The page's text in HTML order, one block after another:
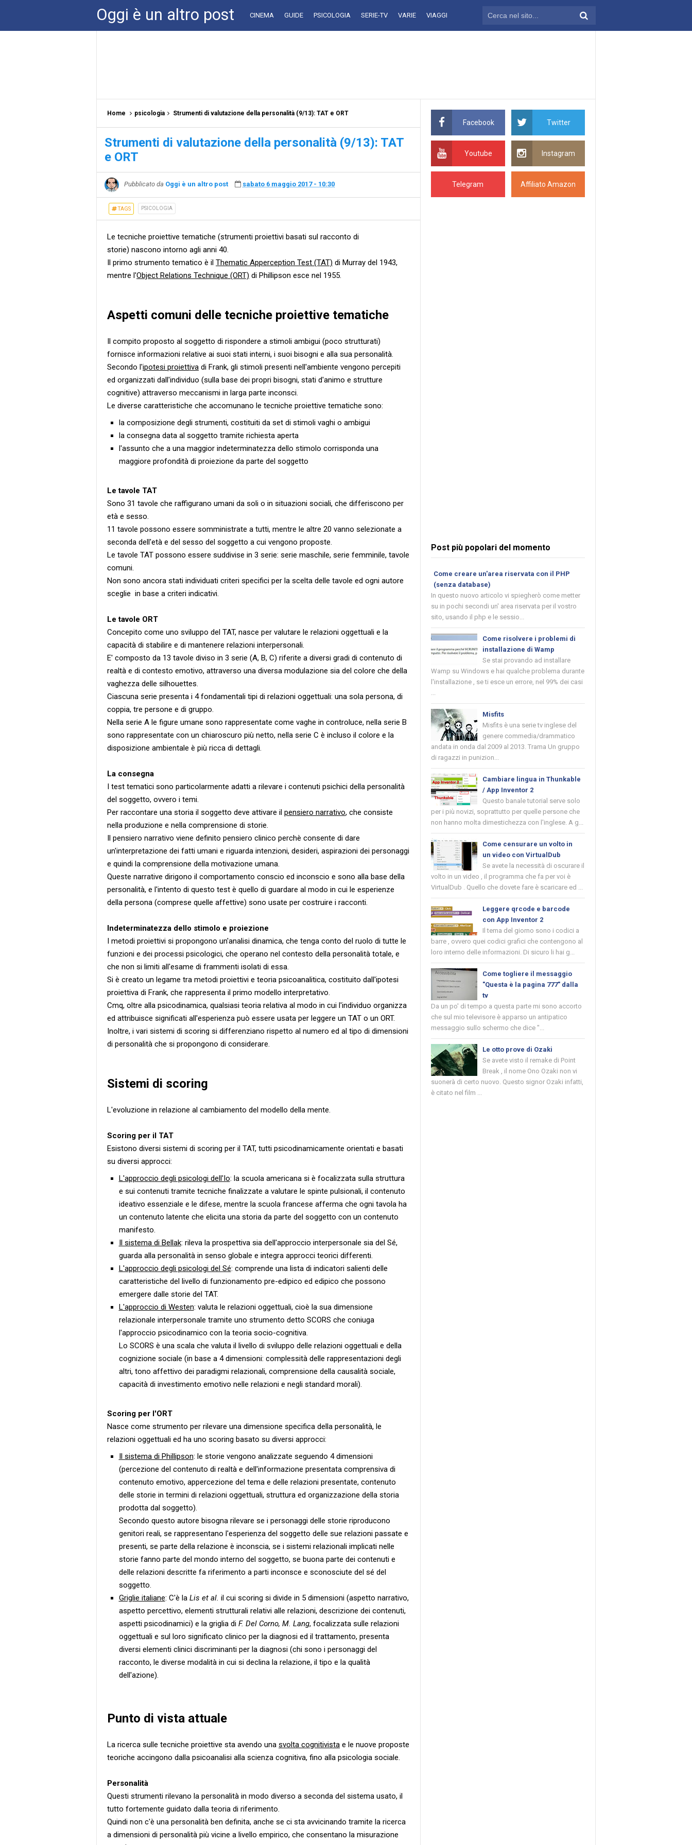
Oggi è un altro post CINEMA GUIDE PSICOLOGIA SERIE-TV VARIE VIAGGI
Home psicologia Strumenti di valutazione della personalità (9/13): TAT e ORT
Strumenti di valutazione della personalità (9/13): TAT
e ORT
Pubblicato da Oggi è un altro post sabato 6 maggio 2017 - 10:30
TAGS PSICOLOGIA
Le tecniche proiettive tematiche (strumenti proiettivi basati sul racconto di
storie) nascono intorno agli anni 40.
Il primo strumento tematico è il Thematic Apperception Test (TAT) di Murray del 1943,
mentre l'Object Relations Technique (ORT) di Phillipson esce nel 1955.
Aspetti comuni delle tecniche proiettive tematiche
Il compito proposto al soggetto di rispondere a stimoli ambigui (poco strutturati)
fornisce informazioni relative ai suoi stati interni, i suoi bisogni e alla sua personalità.
Secondo l'ipotesi proiettiva di Frank, gli stimoli presenti nell'ambiente vengono percepiti
ed organizzati dall'individuo (sulla base dei propri bisogni, stati d'animo e strutture
cognitive) attraverso meccanismi in larga parte inconsci.
Le diverse caratteristiche che accomunano le tecniche proiettive tematiche sono:
la composizione degli strumenti, costituiti da set di stimoli vaghi o ambigui
la consegna data al soggetto tramite richiesta aperta
l'assunto che a una maggior indeterminatezza dello stimolo corrisponda una
maggiore profondità di proiezione da parte del soggetto
Le tavole TAT
Sono 31 tavole che raffigurano umani da soli o in situazioni sociali, che differiscono per
età e sesso.
11 tavole possono essere somministrate a tutti, mentre le altre 20 vanno selezionate a
seconda dell'età e del sesso del soggetto a cui vengono proposte.
Le tavole TAT possono essere suddivise in 3 serie: serie maschile, serie femminile, tavole
comuni.
Non sono ancora stati individuati criteri specifici per la scelta delle tavole ed ogni autore
sceglie in base a criteri indicativi.
Le tavole ORT
Concepito come uno sviluppo del TAT, nasce per valutare le relazioni oggettuali e la
capacità di stabilire e di mantenere relazioni interpersonali.
E' composto da 13 tavole diviso in 3 serie (A, B, C) riferite a diversi gradi di contenuto di
realtà e di contesto emotivo, attraverso una diversa modulazione sia del colore che della
vaghezza delle silhouettes.
Ciascuna serie presenta i 4 fondamentali tipi di relazioni oggettuali: una sola persona, di
coppia, tre persone e di gruppo.
Nella serie A le figure umane sono rappresentate come vaghe in controluce, nella serie B
sono rappresentate con un chiaroscuro più netto, nella serie C è incluso il colore e la
disposizione ambientale è più ricca di dettagli.
La consegna
I test tematici sono particolarmente adatti a rilevare i contenuti psichici della personalità
del soggetto, ovvero i temi.
Per raccontare una storia il soggetto deve attivare il pensiero narrativo, che consiste
nella produzione e nella comprensione di storie.
Il pensiero narrativo viene definito pensiero clinico perchè consente di dare
un'interpretazione dei fatti umani e riguarda intenzioni, desideri, aspirazioni dei personaggi
e quindi la comprensione della motivazione umana.
Queste narrative dirigono il comportamento conscio ed inconscio e sono alla base della
personalità, e l'intento di questo test è quello di guardare al modo in cui le esperienze
della persona (comprese quelle affettive) sono usate per costruire i racconti.
Indeterminatezza dello stimolo e proiezione
I metodi proiettivi si propongono un'analisi dinamica, che tenga conto del ruolo di tutte le
funzioni e dei processi psicologici, che operano nel contesto della personalità totale, e
che non si limiti all'esame di frammenti isolati di essa.
Si è creato un legame tra metodi proiettivi e teoria psicoanalitica, costituito dall'ipotesi
proiettiva di Frank, che rappresenta il primo modello interpretativo.
Cmq, oltre alla psicodinamica, qualsiasi teoria relativa al modo in cui l'individuo organizza
ed attribuisce significati all'esperienza può essere usata per leggere un TAT o un ORT.
Inoltre, i vari sistemi di scoring si differenziano rispetto al numero ed al tipo di dimensioni
di personalità che si propongono di considerare.
Sistemi di scoring
L'evoluzione in relazione al cambiamento del modello della mente.
Scoring per il TAT
Esistono diversi sistemi di scoring per il TAT, tutti psicodinamicamente orientati e basati
su diversi approcci:
L'approccio degli psicologi dell'Io: la scuola americana si è focalizzata sulla struttura
e sui contenuti tramite tecniche finalizzate a valutare le spinte pulsionali, il contenuto
ideativo essenziale e le difese, mentre la scuola francese afferma che ogni tavola ha
un contenuto latente che elicita una storia da parte del soggetto con un contenuto
manifesto.
Il sistema di Bellak: rileva la prospettiva sia dell'approccio interpersonale sia del Sé,
guarda alla personalità in senso globale e integra approcci teorici differenti.
L'approccio degli psicologi del Sé: comprende una lista di indicatori salienti delle
caratteristiche del livello di funzionamento pre-edipico ed edipico che possono
emergere dalle storie del TAT.
L'approccio di Westen: valuta le relazioni oggettuali, cioè la sua dimensione
relazionale interpersonale tramite uno strumento detto SCORS che coniuga
l'approccio psicodinamico con la teoria socio-cognitiva.
Lo SCORS è una scala che valuta il livello di sviluppo delle relazioni oggettuali e della
cognizione sociale (in base a 4 dimensioni: complessità delle rappresentazioni degli
altri, tono affettivo dei paradigmi relazionali, comprensione della causalità sociale,
capacità di investimento emotivo nelle relazioni e negli standard morali).
Scoring per l'ORT
Nasce come strumento per rilevare una dimensione specifica della personalità, le
relazioni oggettuali ed ha uno scoring basato su diversi approcci:
Il sistema di Phillipson: le storie vengono analizzate seguendo 4 dimensioni
(percezione del contenuto di realtà e dell'informazione presentata comprensiva di
contenuto emotivo, appercezione del tema e delle relazioni presentate, contenuto
delle storie in termini di relazioni oggettuali, struttura ed organizzazione della storia
prodotta dal soggetto).
Secondo questo autore bisogna rilevare se i personaggi delle storie riproducono
genitori reali, se rappresentano l'esperienza del soggetto delle sue relazioni passate e
presenti, se parte della relazione è inconscia, se i sistemi relazionali implicati nelle
storie fanno parte del mondo interno del soggetto, se buona parte dei contenuti e
delle relazioni descritte fa riferimento a parti inconsce e sconosciute del sé del
soggetto.
Griglie italiane: C'è la Lis et al. il cui scoring si divide in 5 dimensioni (aspetto narrativo,
aspetto percettivo, elementi strutturali relativi alle relazioni, descrizione dei contenuti,
aspetti psicodinamici) e la griglia di F. Del Corno, M. Lang, focalizzata sulle relazioni
oggettuali e sul loro significato clinico per la diagnosi ed il trattamento, presenta
diversi elementi clinici discriminanti per la diagnosi (chi sono i personaggi del
racconto, le diverse modalità in cui si declina la relazione, il tipo e la qualità
dell'azione).
Punto di vista attuale
La ricerca sulle tecniche proiettive sta avendo una svolta cognitivista e le nuove proposte
teoriche accingono dalla psicoanalisi alla scienza cognitiva, fino alla psicologia sociale.
Personalità
Questi strumenti rilevano la personalità in modo diverso a seconda del sistema usato, il
tutto fortemente guidato dalla teoria di riferimento.
Quindi non c'è una personalità ben definita, anche se ci sta avvicinando tramite la ricerca
a dimensioni di personalità più vicine a livello empirico, che consentano la misurazione
Facebook Twitter
Youtube Instagram
Telegram Affiliato Amazon
Post più popolari del momento
Come creare un'area riservata con il PHP
(senza database)
In questo nuovo articolo vi spiegherò come metter
su in pochi secondi un' area riservata per il vostro
sito, usando il php e le sessio...
Come risolvere i problemi di
installazione di Wamp
Se stai provando ad installare
Wamp su Windows e hai qualche problema durante
l'installazione , se ti esce un errore, nel 99% dei casi
...
Misfits
Misfits è una serie tv inglese del
genere commedia/drammatico
andata in onda dal 2009 al 2013. Trama Un gruppo
di ragazzi in punizion...
Cambiare lingua in Thunkable
/ App Inventor 2
Questo banale tutorial serve solo
per i più novizi, soprattutto per quelle persone che
non hanno molta dimestichezza con l'inglese. A g...
Come censurare un volto in
un video con VirtualDub
Se avete la necessità di oscurare il
volto in un video , il programma che fa per voi è
VirtualDub . Quello che dovete fare è scaricare ed ...
Leggere qrcode e barcode
con App Inventor 2
Il tema del giorno sono i codici a
barre , ovvero quei codici grafici che contengono al
loro interno delle informazioni. Di sicuro li hai g...
Come togliere il messaggio
"Questa è la pagina 777" dalla
tv
Da un po' di tempo a questa parte mi sono accorto
che sul mio televisore è apparso un antipatico
messaggio sullo schermo che dice "...
Le otto prove di Ozaki
Se avete visto il remake di Point
Break , il nome Ono Ozaki non vi
suonerà di certo nuovo. Questo signor Ozaki infatti,
è citato nel film ...